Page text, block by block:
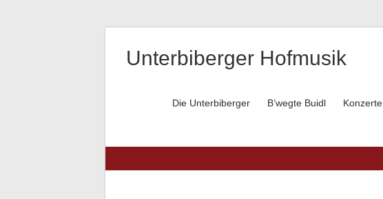
Unterbiberger Hofmusik
Die Unterbiberger B’wegte Buidl Konzerte